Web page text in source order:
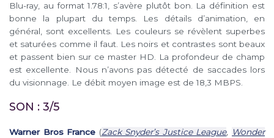
Blu-ray, au format 1.78:1, s’avère plutôt bon. La définition est
bonne la plupart du temps. Les détails d’animation, en
général, sont excellents. Les couleurs se révèlent superbes
et saturées comme il faut. Les noirs et contrastes sont beaux
et passent bien sur ce master HD. La profondeur de champ
est excellente. Nous n’avons pas détecté de saccades lors
du visionnage. Le débit moyen image est de 18,3 MBPS.
SON : 3/5
Warner Bros France (Zack Snyder’s Justice League, Wonder